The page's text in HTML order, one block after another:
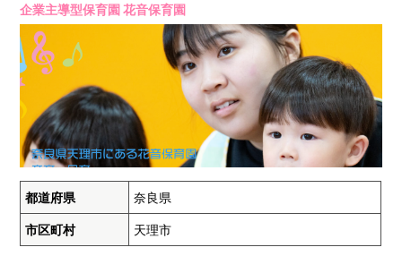
企業主導型保育園 花音保育園
都道府県 奈良県
市区町村 天理市